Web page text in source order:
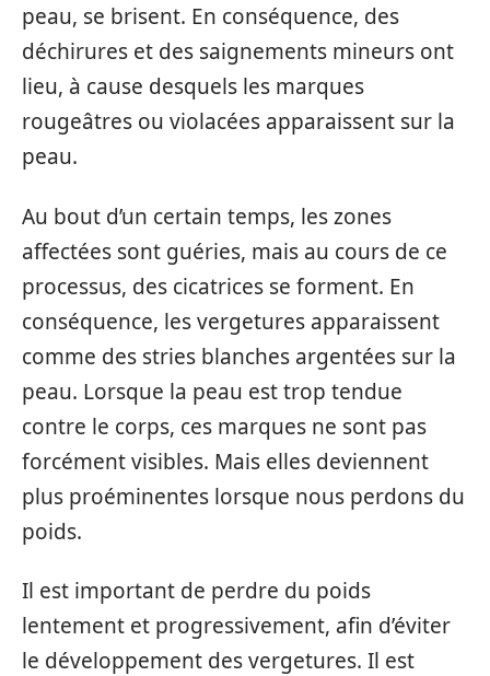
peau, se brisent. En conséquence, des
déchirures et des saignements mineurs ont
lieu, à cause desquels les marques
rougeâtres ou violacées apparaissent sur la
peau.
Au bout d’un certain temps, les zones
affectées sont guéries, mais au cours de ce
processus, des cicatrices se forment. En
conséquence, les vergetures apparaissent
comme des stries blanches argentées sur la
peau. Lorsque la peau est trop tendue
contre le corps, ces marques ne sont pas
forcément visibles. Mais elles deviennent
plus proéminentes lorsque nous perdons du
poids.
Il est important de perdre du poids
lentement et progressivement, afin d’éviter
le développement des vergetures. Il est